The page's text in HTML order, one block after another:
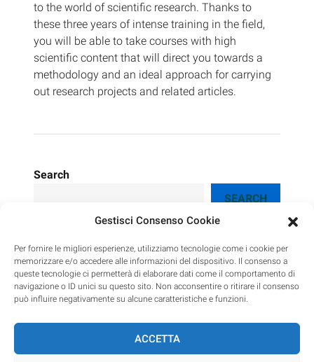
Gestisci Consenso Cookie
Per fornire le migliori esperienze, utilizziamo tecnologie come i cookie per
memorizzare e/o accedere alle informazioni del dispositivo. Il consenso a
queste tecnologie ci permetterà di elaborare dati come il comportamento di
navigazione o ID unici su questo sito. Non acconsentire o ritirare il consenso
può influire negativamente su alcune caratteristiche e funzioni.
ACCETTA
to the world of scientific research. Thanks to
these three years of intense training in the field,
you will be able to take courses with high
scientific content that will direct you towards a
methodology and an ideal approach for carrying
out research projects and related articles.
Search
SEARCH
PhD course in Psychology